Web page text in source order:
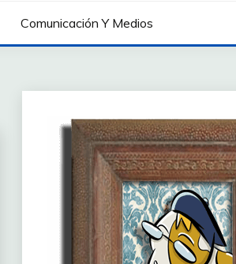
Comunicación Y Medios